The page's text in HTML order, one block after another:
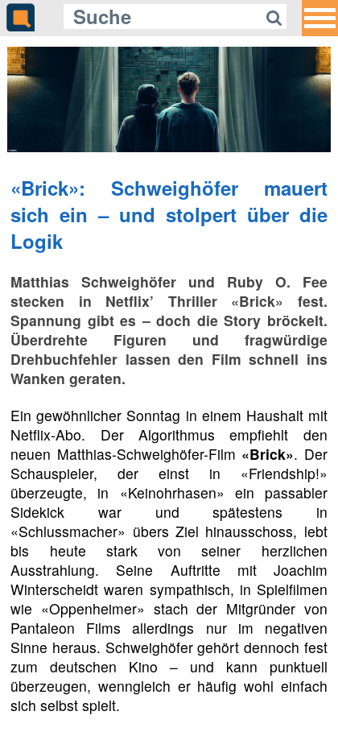
«Brick»: Schweighöfer mauert
sich ein – und stolpert über die
Logik
Matthias Schweighöfer und Ruby O. Fee
stecken in Netflix’ Thriller «Brick» fest.
Spannung gibt es – doch die Story bröckelt.
Überdrehte Figuren und fragwürdige
Drehbuchfehler lassen den Film schnell ins
Wanken geraten.
Ein gewöhnlicher Sonntag in einem Haushalt mit
Netflix-Abo. Der Algorithmus empfiehlt den
neuen Matthias-Schweighöfer-Film «Brick». Der
Schauspieler, der einst in «Friendship!»
überzeugte, in «Keinohrhasen» ein passabler
Sidekick war und spätestens in
«Schlussmacher» übers Ziel hinausschoss, lebt
bis heute stark von seiner herzlichen
Ausstrahlung. Seine Auftritte mit Joachim
Winterscheidt waren sympathisch, in Spielfilmen
wie «Oppenheimer» stach der Mitgründer von
Pantaleon Films allerdings nur im negativen
Sinne heraus. Schweighöfer gehört dennoch fest
zum deutschen Kino – und kann punktuell
überzeugen, wenngleich er häufig wohl einfach
sich selbst spielt.